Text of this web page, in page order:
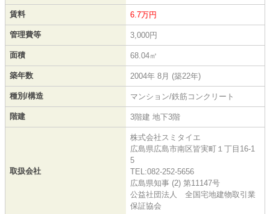
賃料 6.7万円
管理費等 3,000円
面積 68.04㎡
築年数 2004年 8月 (築22年)
種別/構造 マンション/鉄筋コンクリート
階建 3階建 地下3階
取扱会社
株式会社スミタイエ
広島県広島市南区皆実町１丁目16-1
5
TEL:082-252-5656
広島県知事 (2) 第11147号
公益社団法人 全国宅地建物取引業
保証協会